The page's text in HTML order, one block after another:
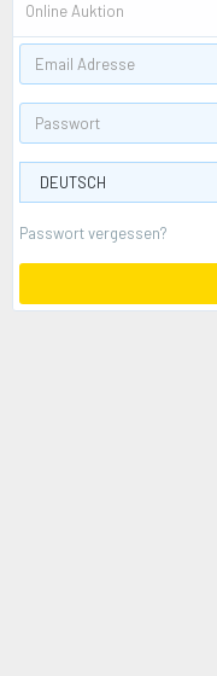
Online Auktion
Passwort vergessen?